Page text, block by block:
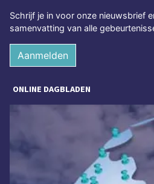
Schrijf je in voor onze nieuwsbrief
samenvatting van alle
Aanmelden
ONLINE DAGBLADEN